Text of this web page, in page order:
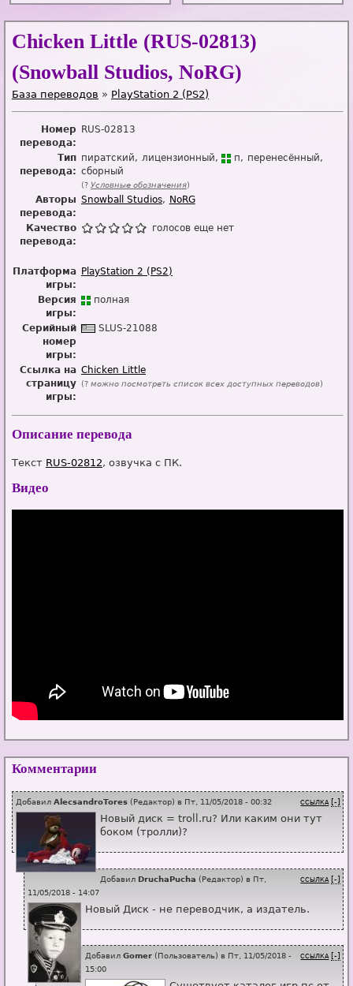
Chicken Little (RUS-02813)
(Snowball Studios, NoRG)
База переводов » PlayStation 2 (PS2)
Номер
перевода:
RUS-02813
Тип
перевода:
пиратский лицензионный п
перенесённый
сборный
(? Условные обозначения)
Авторы
перевода:
Snowball Studios NoRG
Качество
перевода:
голосов еще нет
Платформа
игры:
PlayStation 2 (PS2)
Версия
игры:
полная
Серийный
номер
игры:
SLUS-21088
Ссылка на
страницу
игры:
Chicken Little
(? можно посмотреть список всех доступных переводов)
Описание перевода
Текст RUS-02812, озвучка с ПК.
Видео
Комментарии
ССЫЛКА [-]
Добавил AlecsandroTores(Редактор) в Пт, 11/05/2018 - 00:32
Новый диск = troll.ru? Или каким они тут
боком (тролли)?
ССЫЛКА [-]
Добавил DruchaPucha (Редактор) в Пт,
11/05/2018 - 14:07
Новый Диск - не переводчик, а издатель.
ССЫЛКА [-]
ДобавилGomer (Пользователь) в Пт, 11/05/2018 -
15:00